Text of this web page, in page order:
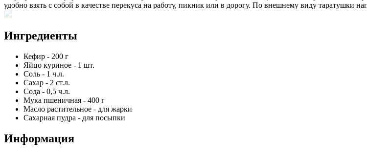
удобно взять с собой в качестве перекуса на работу, пикник или в дорогу. По внешнему виду таратушки
Ингредиенты
Кефир - 200 г
Яйцо куриное - 1 шт.
Соль - 1 ч.л.
Сахар - 2 ст.л.
Сода - 0,5 ч.л.
Мука пшеничная - 400 г
Масло растительное - для жарки
Сахарная пудра - для посыпки
Информация